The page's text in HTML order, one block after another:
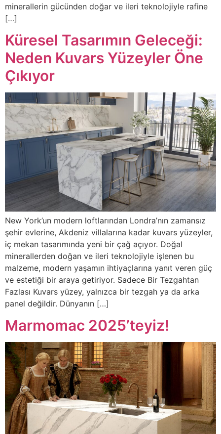
minerallerin gücünden doğar ve ileri teknolojiyle rafine
[…]
Küresel Tasarımın Geleceği:
Neden Kuvars Yüzeyler Öne
Çıkıyor
New York’un modern loftlarından Londra’nın zamansız
şehir evlerine, Akdeniz villalarına kadar kuvars yüzeyler,
iç mekan tasarımında yeni bir çağ açıyor. Doğal
minerallerden doğan ve ileri teknolojiyle işlenen bu
malzeme, modern yaşamın ihtiyaçlarına yanıt veren güç
ve estetiği bir araya getiriyor. Sadece Bir Tezgahtan
Fazlası Kuvars yüzey, yalnızca bir tezgah ya da arka
panel değildir. Dünyanın […]
Marmomac 2025’teyiz!